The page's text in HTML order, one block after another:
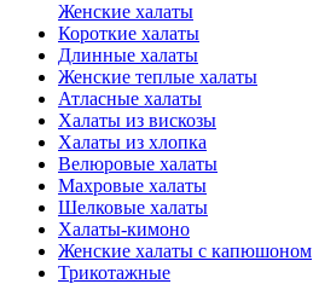
Женские халаты
Короткие халаты
Длинные халаты
Женские теплые халаты
Атласные халаты
Халаты из вискозы
Халаты из хлопка
Велюровые халаты
Махровые халаты
Шелковые халаты
Халаты-кимоно
Женские халаты с капюшоном
Трикотажные